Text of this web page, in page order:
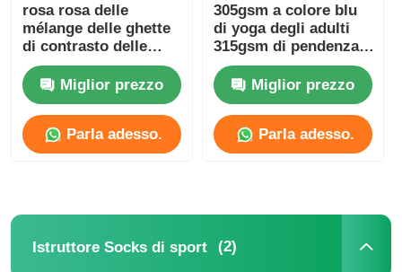
Istruttore Socks di sport
i calzini funky degli uomini
I calzini operati delle donne
Cappelli di paglia estivi da donna
rosa rosa delle
mélange delle ghette
di contrasto delle
ghette Colourful di
yoga 230gsm
Miglior prezzo
Parla adesso.
305gsm a colore blu
di yoga degli adulti
315gsm di pendenza
variopinta delle
ghetteMiglior prezzo
Parla adesso.
Istruttore Socks di sport (2)